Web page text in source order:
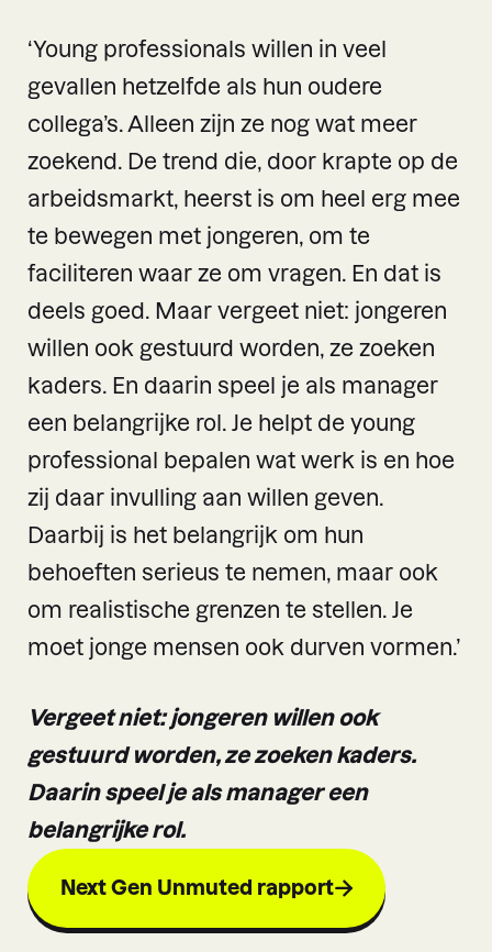
‘Young professionals willen in veel
gevallen hetzelfde als hun oudere
collega’s. Alleen zijn ze nog wat meer
zoekend. De trend die, door krapte op de
arbeidsmarkt, heerst is om heel erg mee
te bewegen met jongeren, om te
faciliteren waar ze om vragen. En dat is
deels goed. Maar vergeet niet: jongeren
willen ook gestuurd worden, ze zoeken
kaders. En daarin speel je als manager
een belangrijke rol. Je helpt de young
professional bepalen wat werk is en hoe
zij daar invulling aan willen geven.
Daarbij is het belangrijk om hun
behoeften serieus te nemen, maar ook
om realistische grenzen te stellen. Je
moet jonge mensen ook durven vormen.’
Vergeet niet: jongeren willen ook
gestuurd worden, ze zoeken kaders.
Daarin speel je als manager een
belangrijke rol.
Next Gen Unmuted rapport